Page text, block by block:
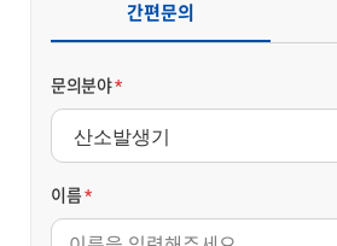
간편문의
문의분야*
이름*